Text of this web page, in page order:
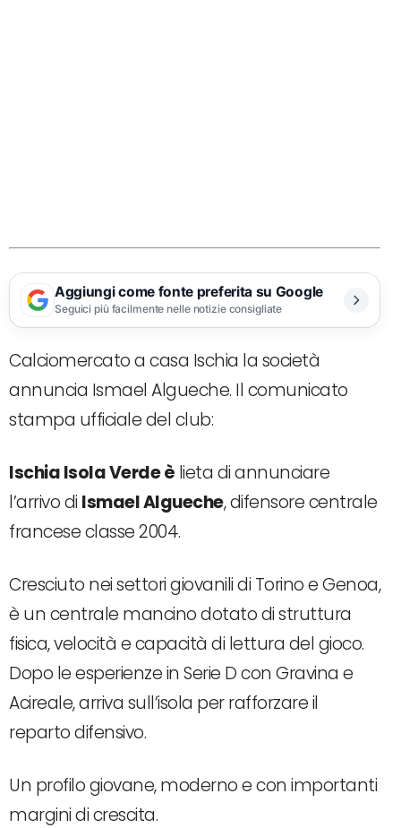
Aggiungi come fonte preferita su Google
Seguici più facilmente nelle notizie consigliate
Calciomercato a casa Ischia la società
annuncia Ismael Algueche. Il comunicato
stampa ufficiale del club:
Ischia Isola Verde è lieta di annunciare
l’arrivo di Ismael Algueche, difensore centrale
francese classe 2004.
Cresciuto nei settori giovanili di Torino e Genoa,
è un centrale mancino dotato di struttura
fisica, velocità e capacità di lettura del gioco.
Dopo le esperienze in Serie D con Gravina e
Acireale, arriva sull’isola per rafforzare il
reparto difensivo.
Un profilo giovane, moderno e con importanti
margini di crescita.